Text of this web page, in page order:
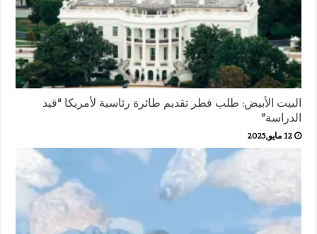
البيت الأبيض: طلب قطر تقديم طائرة رئاسية لأمريكا “قيد
الدراسة”
12 مايو,2025